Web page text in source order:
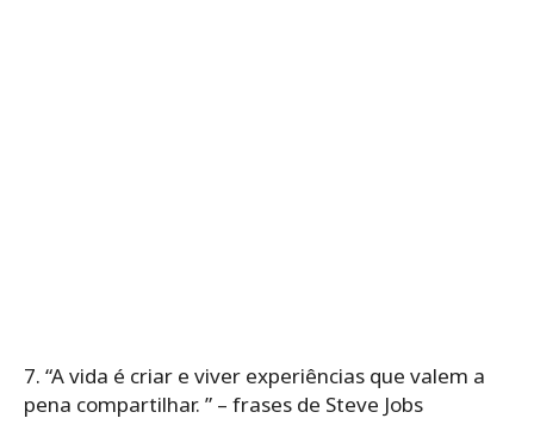
7. “A vida é criar e viver experiências que valem a
pena compartilhar. ” – frases de Steve Jobs